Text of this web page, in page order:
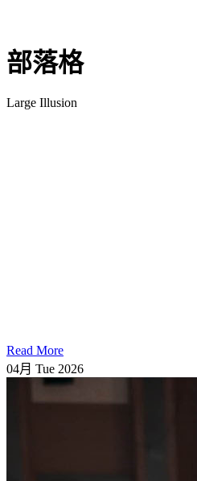
部落格
Large Illusion
Read More
04月 Tue 2026